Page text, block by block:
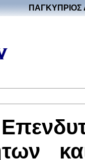
ΠΑΓΚΥΠΡΙΟΣ